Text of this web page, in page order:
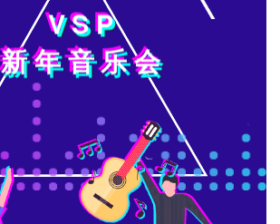
VSP
新年音乐会